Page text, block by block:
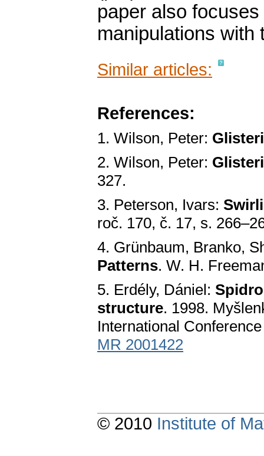
paper also
manipulations with
Similar articles:
References:
1. Wilson, Peter:
2. Wilson, Peter:
327.
3. Peterson, Ivars:
roč. 170, č. 17, s.
4. Grünbaum, Branko,
Patterns. W. H.
5. Erdély, Dániel:
structure. 1998.
International
MR 2001422
© 2010 Institute of